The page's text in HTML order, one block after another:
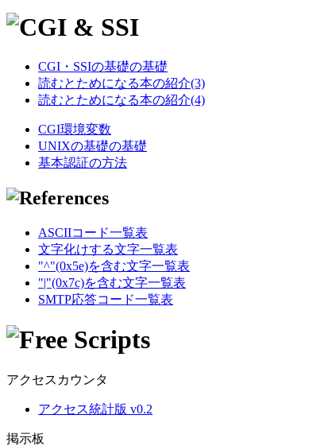
CGI・SSIの基礎の基礎
読むとためになる本の紹介(3)
読むとためになる本の紹介(4)
CGI環境変数
UNIXの基礎の基礎
基本認証の方法
ASCIIコード一覧表
文字化けする文字一覧表
"^"(0x5e)を含む文字一覧表
"|"(0x7c)を含む文字一覧表
SMTP応答コード一覧表
アクセスカウンタ
アクセス統計版 v0.2
掲示板